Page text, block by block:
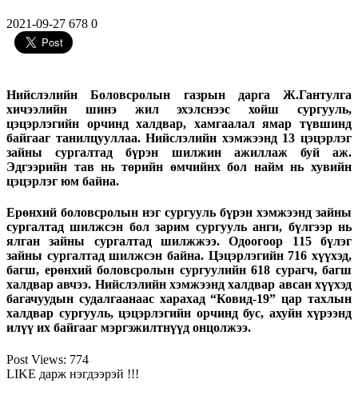
2021-09-27 678 0
Нийслэлийн Боловсролын газрын дарга Ж.Гантулга
хичээлийн шинэ жил эхэлснээс хойш сургууль,
цэцэрлэгийн орчинд халдвар, хамгаалал ямар түвшинд
байгааг танилцууллаа. Нийслэлийн хэмжээнд 13 цэцэрлэг
зайны сургалтад бүрэн шилжин ажиллаж буй аж.
Эдгээрийн тав нь төрийн өмчийнх бол найм нь хувийн
цэцэрлэг юм байна.
Ерөнхий боловсролын нэг сургууль бүрэн хэмжээнд зайны
сургалтад шилжсэн бол зарим сургууль анги, бүлгээр нь
ялган зайны сургалтад шилжжээ. Одоогоор 115 бүлэг
зайны сургалтад шилжсэн байна. Цэцэрлэгийн 716 хүүхэд,
багш, ерөнхий боловсролын сургуулийн 618 сурагч, багш
халдвар авчээ. Нийслэлийн хэмжээнд халдвар авсан хүүхэд
багачуудын судалгаанаас харахад “Ковид-19” цар тахлын
халдвар сургууль, цэцэрлэгийн орчинд бус, ахуйн хүрээнд
илүү их байгааг мэргэжилтнүүд онцолжээ.
Post Views: 774
LIKE дарж нэгдээрэй !!!